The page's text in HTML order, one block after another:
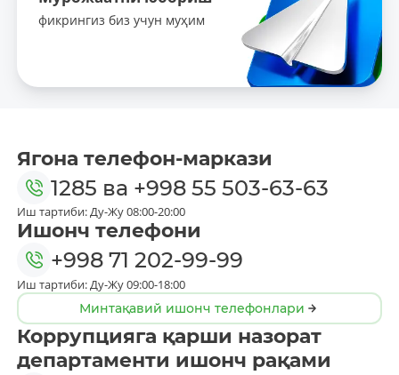
фикрингиз биз учун муҳим
Ягона телефон-маркази
1285 ва +998 55 503-63-63
Иш тартиби: Ду-Жу 08:00-20:00
Ишонч телефони
+998 71 202-99-99
Иш тартиби: Ду-Жу 09:00-18:00
Минтақавий ишонч телефонлари
Коррупцияга қарши назорат
департаменти ишонч рақами